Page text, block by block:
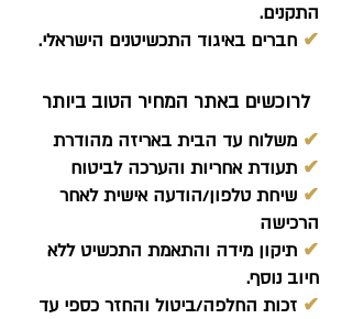
התקנים.
✔ חברים באיגוד התכשיטנים הישראלי.
לרוכשים באתר המחיר הטוב ביותר
✔ משלוח עד הבית באריזה מהודרת
✔ תעודת אחריות והערכה לביטוח
✔ שיחת טלפון/הודעה אישית לאחר
הרכישה
✔ תיקון מידה והתאמת התכשיט ללא
חיוב נוסף.
✔ זכות החלפה/ביטול והחזר כספי עד